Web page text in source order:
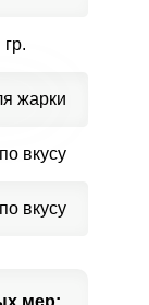
гр.
жарки
по вкусу
по вкусу
мер: